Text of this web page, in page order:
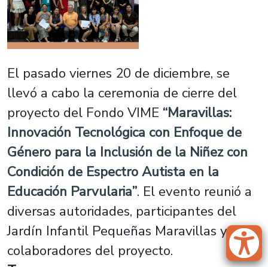
El pasado viernes 20 de diciembre, se
llevó a cabo la ceremonia de cierre del
proyecto del Fondo VIME “Maravillas:
Innovación Tecnológica con Enfoque de
Género para la Inclusión de la Niñez con
Condición de Espectro Autista en la
Educación Parvularia”. El evento reunió a
diversas autoridades, participantes del
Jardín Infantil Pequeñas Maravillas y
colaboradores del proyecto.